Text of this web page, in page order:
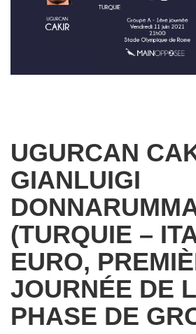
UGURCAN
GIANLUIGI
(TURQUIE –
EURO,
JOURNÉE DE
PHASE DE